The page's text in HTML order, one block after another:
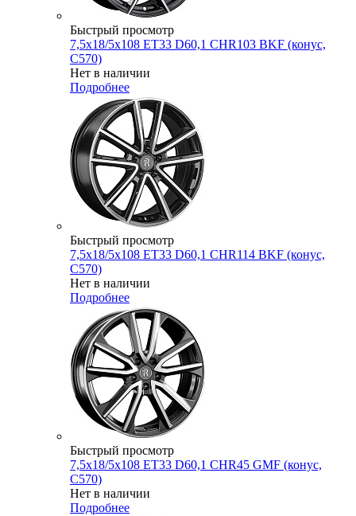
Быстрый просмотр
7,5x18/5x108 ET33 D60,1 CHR103 BKF (конус,
C570)
Нет в наличии
Подробнее
Быстрый просмотр
7,5x18/5x108 ET33 D60,1 CHR114 BKF (конус,
C570)
Нет в наличии
Подробнее
Быстрый просмотр
7,5x18/5x108 ET33 D60,1 CHR45 GMF (конус,
C570)
Нет в наличии
Подробнее